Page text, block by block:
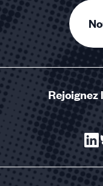
Rejoignez